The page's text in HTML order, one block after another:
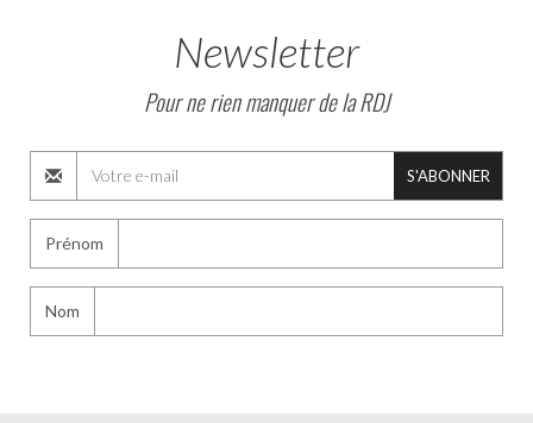
Newsletter
Pour ne rien manquer de la RDJ
S'ABONNER
Prénom
Nom